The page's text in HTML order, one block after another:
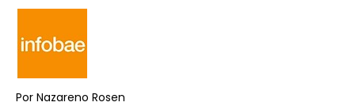
Por Nazareno Rosen